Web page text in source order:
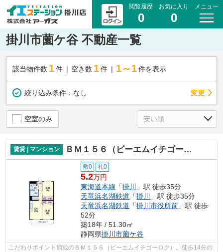
閲覧履歴
0
お気に入り
0
メニュー
掛川市薗ケ谷 不動産一覧
該当物件数 1件 空き数 1 件 1～1 件を表示
絞り込み条件： なし 変更
空室のみ
賃貸 | マンション ＢＭ１５６（ビーエムイチゴーロク）
敷0 礼0
5.2万円
東海道本線 「掛川
」駅 徒歩35分
天竜浜名湖鉄道 「掛川
」駅 徒歩35分
天竜浜名湖鉄道 「掛川市役所前 」駅 徒歩
52分
築18年 / 51.30㎡
静岡県掛川市薗ケ谷
こだわりポイント満載のＢＭ１５６（ビーエムイチゴーロク）。徒歩14分の